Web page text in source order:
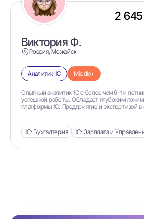
Виктория Ф.
Россия, Можайск
2
Аналитик 1С Middle+
Опытный аналитик 1С с более чем 6-ти
успешной работы. Обладает глубоким
платформы 1С: Предприятие и экспертизой в
выявлении потребносте
1С: Бухгалтерия 1С: Зарплата и